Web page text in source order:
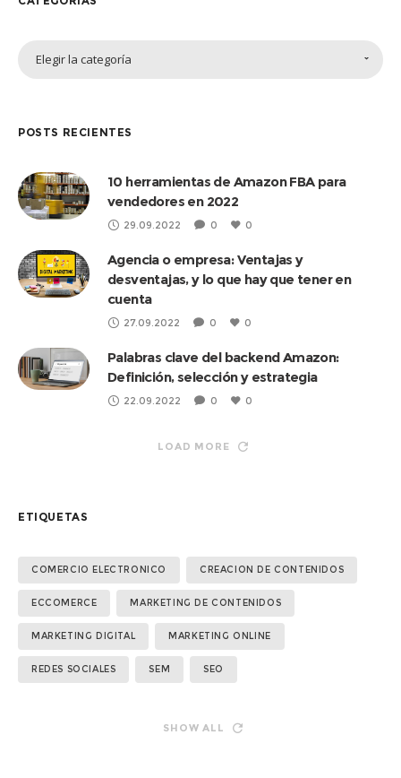
Categorías
Elegir la categoría
POSTS RECIENTES
10 herramientas de Amazon FBA para
vendedores en 2022
29.09.2022 0 0
Agencia o empresa: Ventajas y
desventajas, y lo que hay que tener en
cuenta
27.09.2022 0 0
Palabras clave del backend Amazon:
Definición, selección y estrategia
22.09.2022 0 0
LOAD MORE
ETIQUETAS
COMERCIO ELECTRONICO CREACION DE CONTENIDOS
ECCOMERCE MARKETING DE CONTENIDOS
MARKETING DIGITAL MARKETING ONLINE
REDES SOCIALES SEM SEO
SHOW ALL